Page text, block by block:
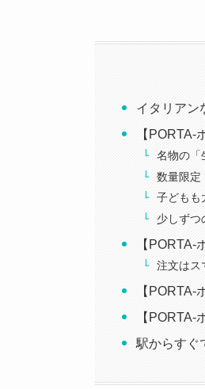
イタリアン
【PORTA-
名物の「
数量限定
子どもも
少しずつ
【
注文はス
【PORTA-
【
駅からすぐ